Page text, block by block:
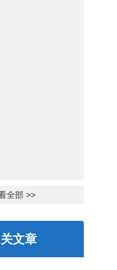
全部 >>
文章